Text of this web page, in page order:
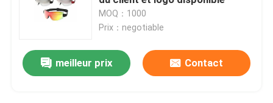
lunettes de ski de neige
imperméabilisez le chapeau de bain
MOQ：1000
Prix：negotiable
meilleur prix Contact